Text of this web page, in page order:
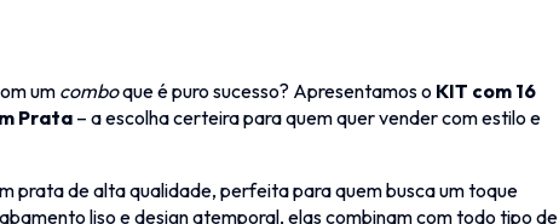
um comboque é puro sucesso? Apresentamos o KIT com 16
Prata – a escolha certeira para quem quer vender com estilo e
prata de alta qualidade, perfeita para quem busca um toque
liso e design atemporal, elas combinam com todo tipo de